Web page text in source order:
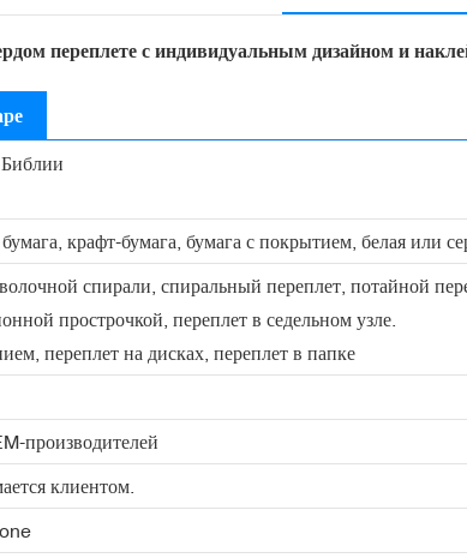
переплете с индивидуальным дизайном и
крафт-бумага, бумага с покрытием, белая или
спирали, спиральный переплет, потайной
прострочкой, переплет в седельном узле.
переплет на дисках, переплет в папке
производителей
клиентом.